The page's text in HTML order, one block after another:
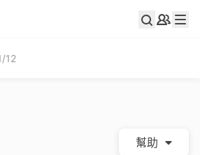
12
幫助